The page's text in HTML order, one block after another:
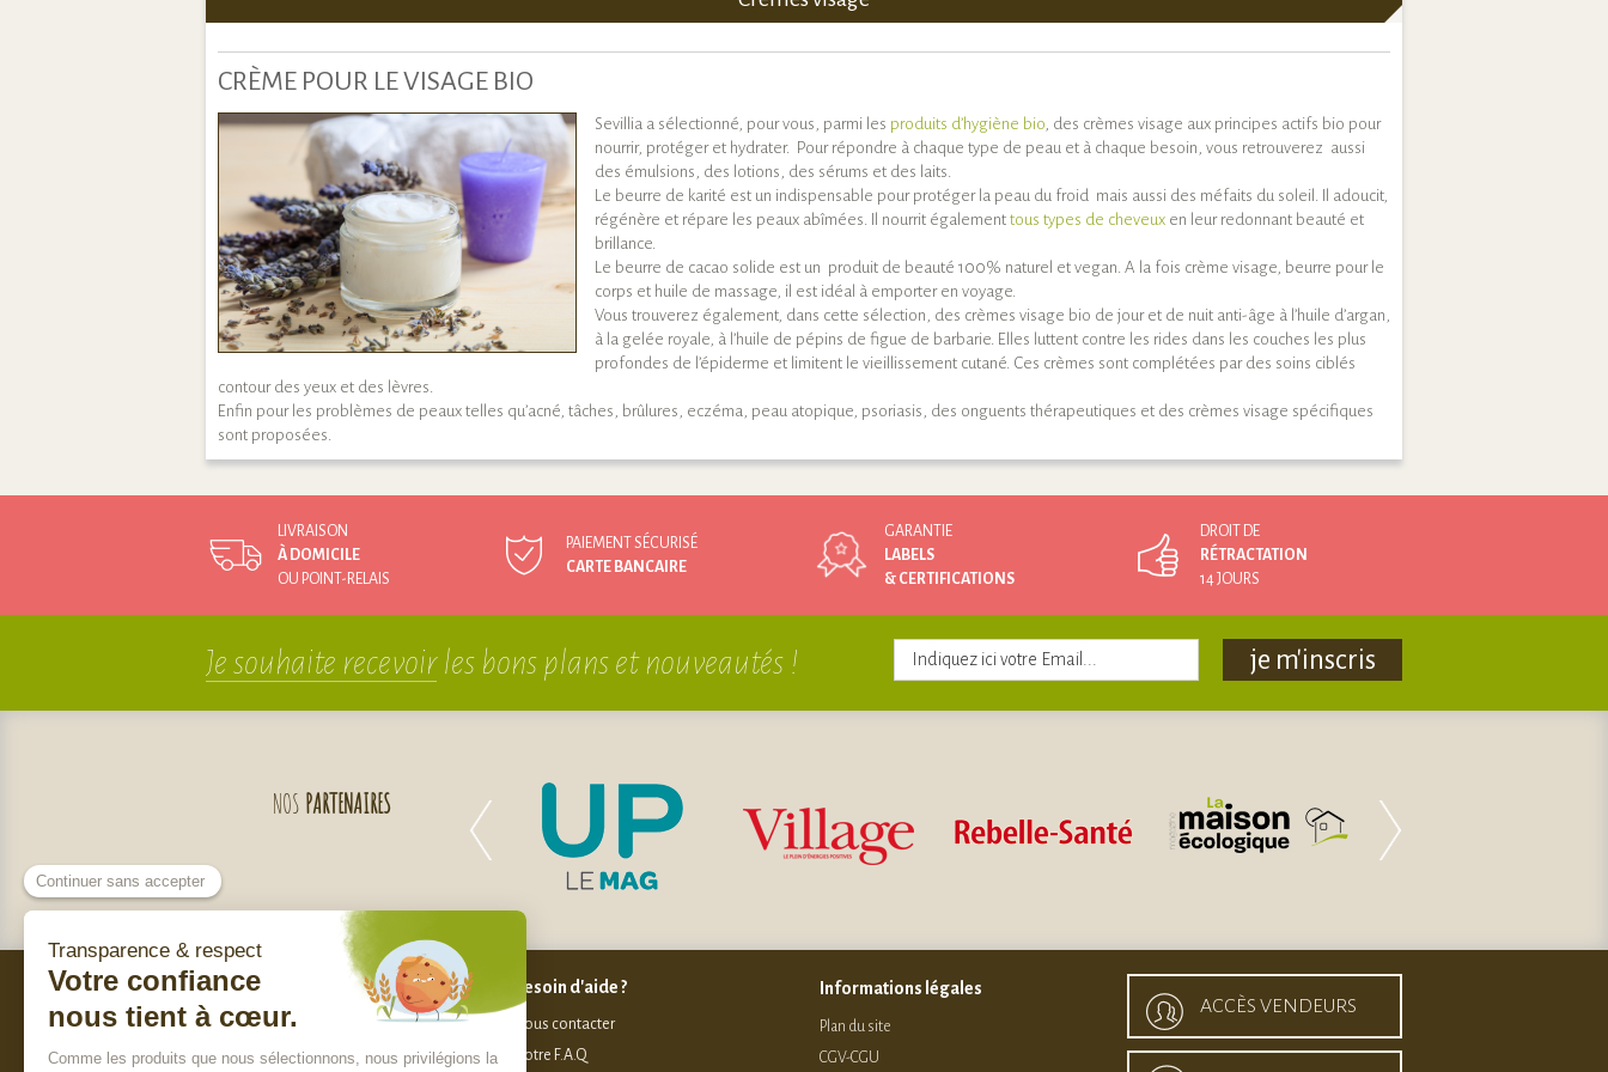
CRÈME POUR LE VISAGE BIO
Sevillia a sélectionné, pour vous, parmi les produits d’hygiène bio, des crèmes visage aux principes actifs bio pour
nourrir, protéger et hydrater. Pour répondre à chaque type de peau et à chaque besoin, vous retrouverez aussi
des émulsions, des lotions, des sérums et des laits.
Le beurre de karité est un indispensable pour protéger la peau du froid mais aussi des méfaits du soleil. Il adoucit,
régénère et répare les peaux abîmées. Il nourrit également tous types de cheveux en leur redonnant beauté et
brillance.
Le beurre de cacao solide est un produit de beauté 100% naturel et vegan. A la fois crème visage, beurre pour le
corps et huile de massage, il est idéal à emporter en voyage.
Vous trouverez également, dans cette sélection, des crèmes visage bio de jour et de nuit anti-âge à l’huile d’argan,
à la gelée royale, à l’huile de pépins de figue de barbarie. Elles luttent contre les rides dans les couches les plus
profondes de l’épiderme et limitent le vieillissement cutané. Ces crèmes sont complétées par des soins ciblés
contour des yeux et des lèvres.
Enfin pour les problèmes de peaux telles qu’acné, tâches, brûlures, eczéma, peau atopique, psoriasis, des onguents thérapeutiques et des crèmes visage spécifiques
sont proposées.
LIVRAISON
À DOMICILE
OU POINT-RELAIS
PAIEMENT SÉCURISÉ
CARTE BANCAIRE
GARANTIE
LABELS
& CERTIFICATIONS
DROIT DE
RÉTRACTATION
14 JOURS
Je souhaite recevoirles bons plans et nouveautés ! je m'inscris
NOS PARTENAIRES
Nos engagements
Qui sommes-nous ?
Charte de sélection des produits
Besoin d'aide ?
Nous contacter
Notre F.A.Q
Informations légales
Plan du site
CGV-CGU
ACCÈS VENDEURS